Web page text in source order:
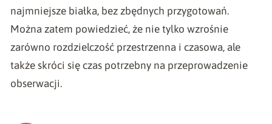
najmniejsze białka, bez zbędnych przygotowań.
Można zatem powiedzieć, że nie tylko wzrośnie
zarówno rozdzielczość przestrzenna i czasowa, ale
także skróci się czas potrzebny na przeprowadzenie
obserwacji.